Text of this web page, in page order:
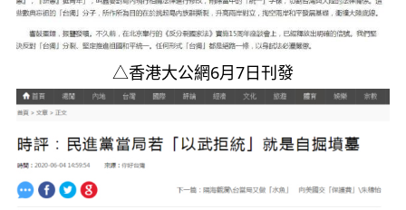
△香港大公網6月7日刊發